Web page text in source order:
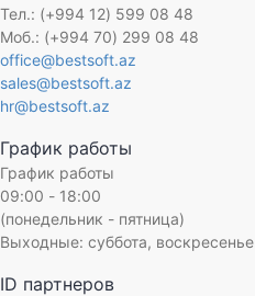
Тел.: (+994 12) 599 08 48
Моб.: (+994 70) 299 08 48
office@bestsoft.az
sales@bestsoft.az
hr@bestsoft.az
График работы
График работы
09:00 - 18:00
(понедельник - пятница)
Выходные: суббота, воскресенье
ID партнеров